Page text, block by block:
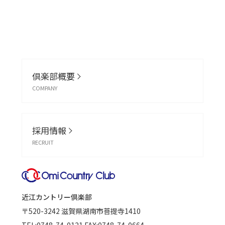
倶楽部概要
COMPANY
採用情報
RECRUIT
近江カントリー倶楽部
〒520-3242 滋賀県湖南市菩提寺1410